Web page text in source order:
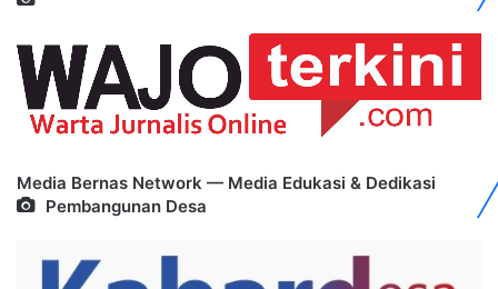
Media Bernas Network — Media Edukasi & Dedikasi
Pembangunan Desa